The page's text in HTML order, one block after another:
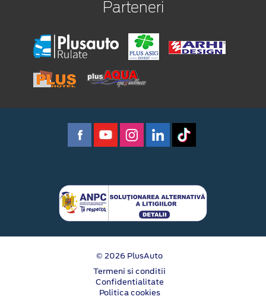
Parteneri
© 2026 PlusAuto
Termeni si conditii
Confidentialitate
Politica cookies